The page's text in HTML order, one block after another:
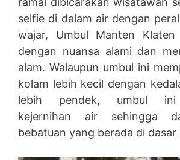
selfie di dalam air dengan
wajar, Umbul Manten
dengan nuansa alami dan
alam. Walaupun umbul ini
kolam lebih kecil dengan
lebih pendek, umbul ini
kejernihan air sehingga
bebatuan yang berada di dasar